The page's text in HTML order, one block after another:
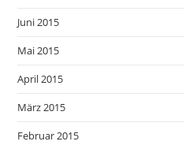
Juni 2015
Mai 2015
April 2015
März 2015
Februar 2015